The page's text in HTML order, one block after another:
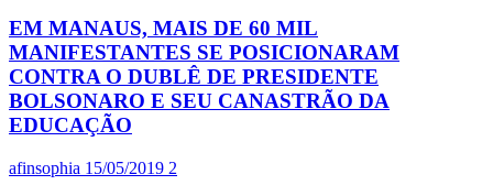
EM MANAUS, MAIS DE 60 MIL
MANIFESTANTES SE POSICIONARAM
CONTRA O DUBLÊ DE PRESIDENTE
BOLSONARO E SEU CANASTRÃO DA
EDUCAÇÃO
afinsophia 15/05/2019 2